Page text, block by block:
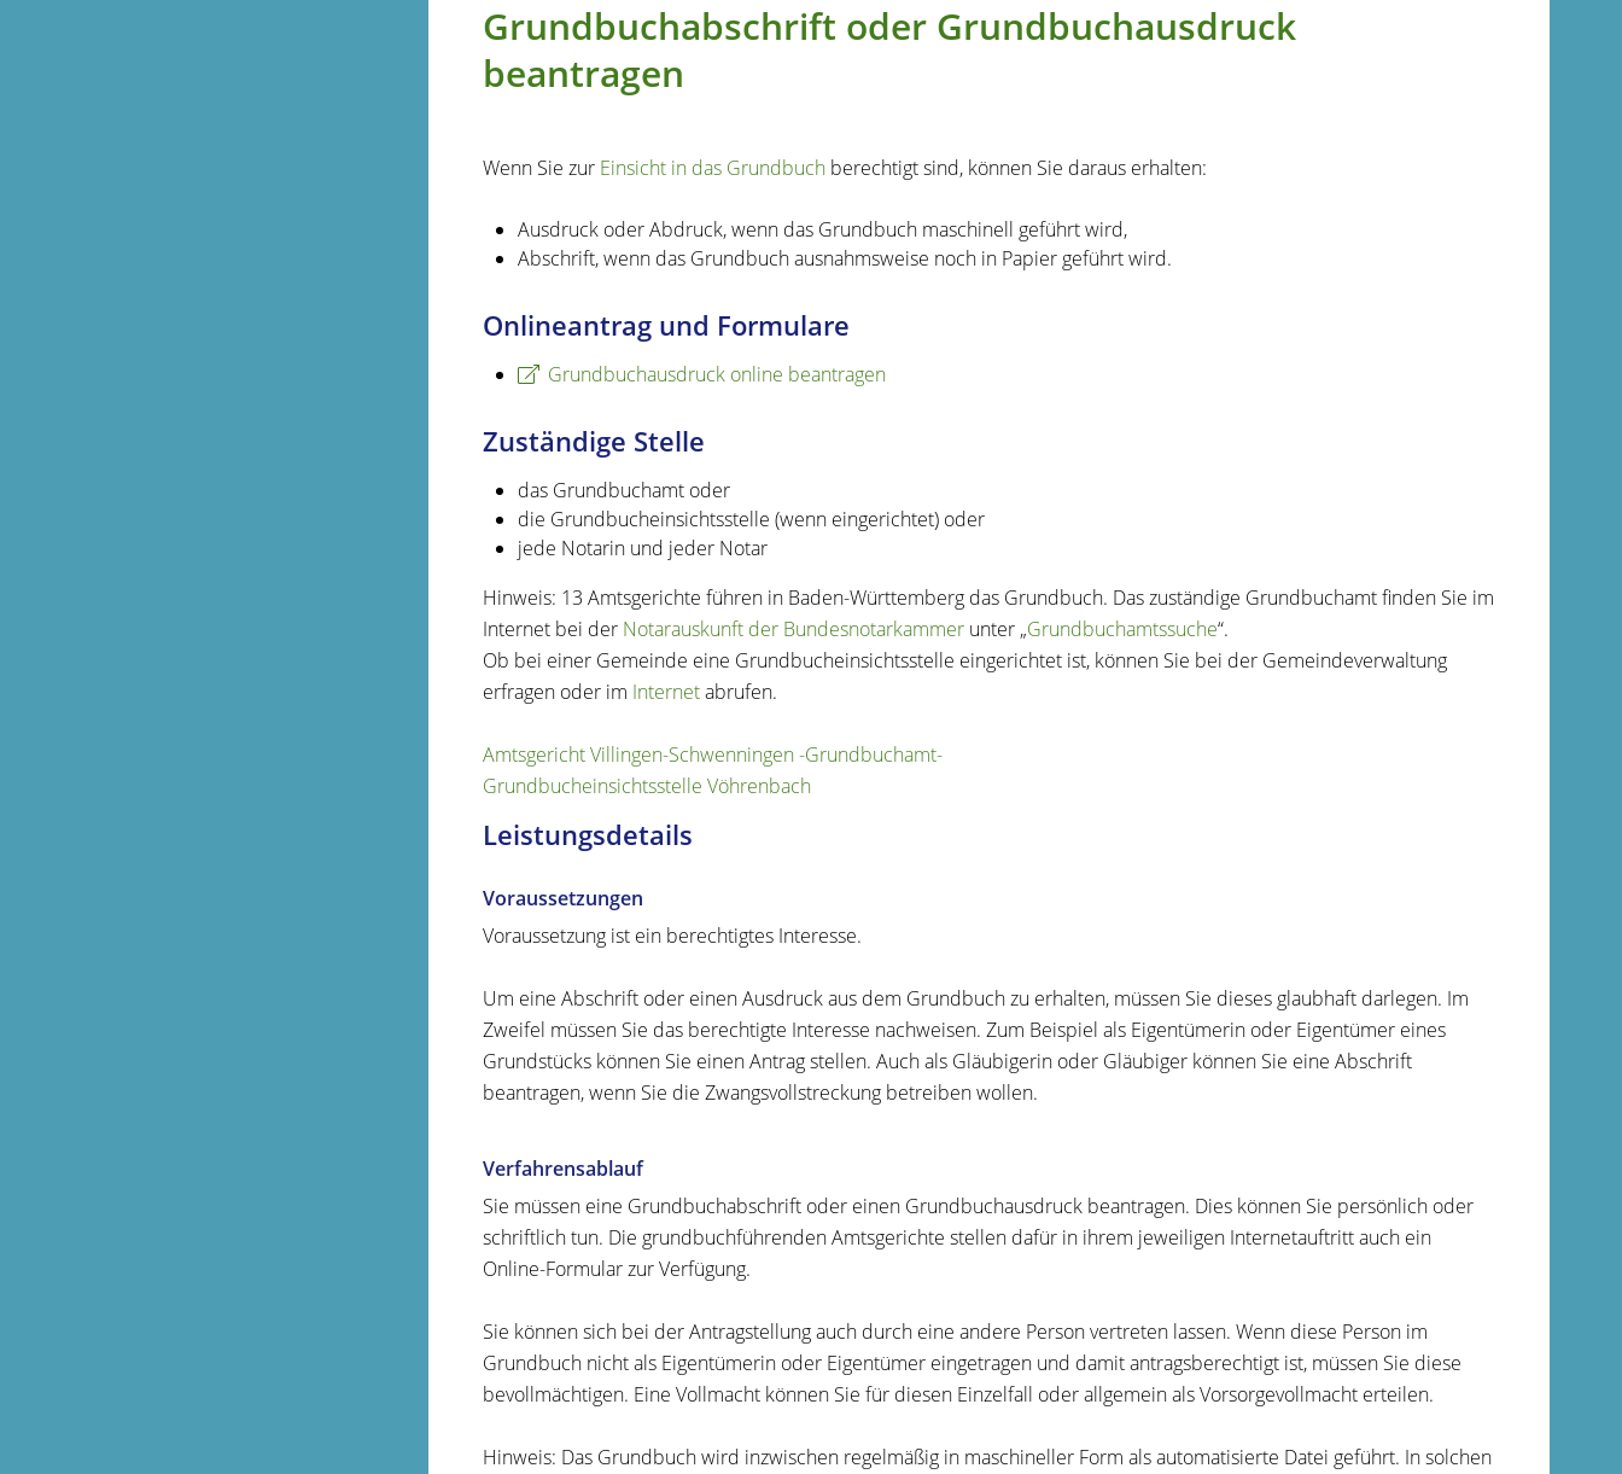
Grundbuchabschrift oder Grundbuchausdruck
beantragen
Wenn Sie zur Einsicht in das Grundbuchberechtigt sind, können Sie daraus erhalten:
Ausdruck oder Abdruck, wenn das Grundbuch maschinell geführt wird,
Abschrift, wenn das Grundbuch ausnahmsweise noch in Papier geführt wird.
Onlineantrag und Formulare
Grundbuchausdruck online beantragen
Zuständige Stelle
das Grundbuchamt oder
die Grundbucheinsichtsstelle (wenn eingerichtet) oder
jede Notarin und jeder Notar
Hinweis: 13 Amtsgerichte führen in Baden-Württemberg das Grundbuch. Das zuständige Grundbuchamt finden Sie im
Internet bei der Notarauskunft der Bundesnotarkammerunter „Grundbuchamtssuche“.
Ob bei einer Gemeinde eine Grundbucheinsichtsstelle eingerichtet ist, können Sie bei der Gemeindeverwaltung
erfragen oder im Internetabrufen.
Amtsgericht Villingen-Schwenningen -Grundbuchamt-
Grundbucheinsichtsstelle Vöhrenbach
Leistungsdetails
Voraussetzungen
Voraussetzung ist ein berechtigtes Interesse.
Um eine Abschrift oder einen Ausdruck aus dem Grundbuch zu erhalten, müssen Sie dieses glaubhaft darlegen. Im
Zweifel müssen Sie das berechtigte Interesse nachweisen. Zum Beispiel als Eigentümerin oder Eigentümer eines
Grundstücks können Sie einen Antrag stellen. Auch als Gläubigerin oder Gläubiger können Sie eine Abschrift
beantragen, wenn Sie die Zwangsvollstreckung betreiben wollen.
Verfahrensablauf
Sie müssen eine Grundbuchabschrift oder einen Grundbuchausdruck beantragen. Dies können Sie persönlich oder
schriftlich tun. Die grundbuchführenden Amtsgerichte stellen dafür in ihrem jeweiligen Internetauftritt auch ein
Online-Formular zur Verfügung.
Sie können sich bei der Antragstellung auch durch eine andere Person vertreten lassen. Wenn diese Person im
Grundbuch nicht als Eigentümerin oder Eigentümer eingetragen und damit antragsberechtigt ist, müssen Sie diese
bevollmächtigen. Eine Vollmacht können Sie für diesen Einzelfall oder allgemein als Vorsorgevollmacht erteilen.
Hinweis: Das Grundbuch wird inzwischen regelmäßig in maschineller Form als automatisierte Datei geführt. In solchen